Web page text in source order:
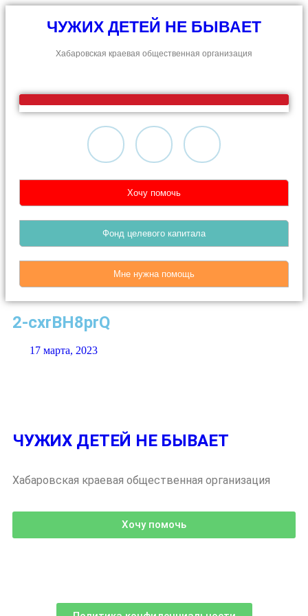
ЧУЖИХ ДЕТЕЙ НЕ БЫВАЕТ
Хабаровская краевая общественная организация
Хочу помочь
Фонд целевого капитала
Мне нужна помощь
2-cxrBH8prQ
17 марта, 2023
ЧУЖИХ ДЕТЕЙ НЕ БЫВАЕТ
Хабаровская краевая общественная организация
Хочу помочь